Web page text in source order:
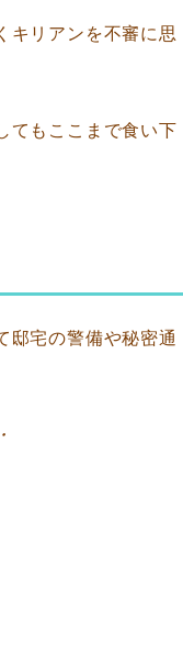
キリアンを不審に思
てもここまで食い下
邸宅の警備や秘密通